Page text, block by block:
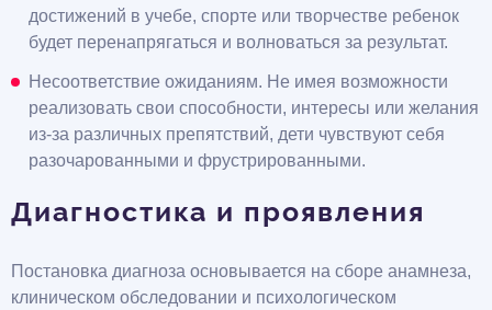
достижений в учебе, спорте или творчестве ребенок
будет перенапрягаться и волноваться за результат.
Несоответствие ожиданиям. Не имея возможности
реализовать свои способности, интересы или желания
из-за различных препятствий, дети чувствуют себя
разочарованными и фрустрированными.
Диагностика и проявления
Постановка диагноза основывается на сборе анамнеза,
клиническом обследовании и психологическом